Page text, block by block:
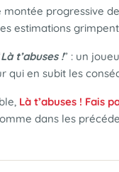
montée progressive
estimations
Là t’abuses !” : un
qui en subit les
Là t’abuses ! Fais
dans les